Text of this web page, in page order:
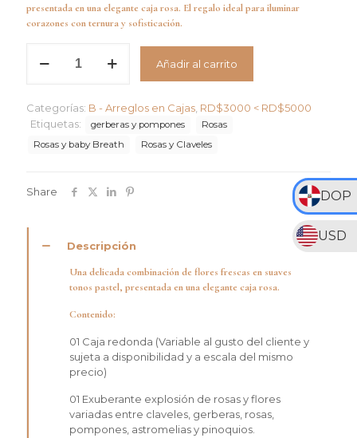
DOP
USD
presentada en una elegante caja rosa. El regalo ideal para iluminar
corazones con ternura y sofisticación.
Brillo
cantidad
Añadir al carrito
Categorías: B - Arreglos en Cajas RD$3000 < RD$5000
Etiquetas:
gerberas y pompones
Rosas
Rosas y baby Breath
Rosas y Claveles
Share
Descripción
Una delicada combinación de flores frescas en suaves
tonos pastel, presentada en una elegante caja rosa.
Contenido:
01 Caja redonda (Variable al gusto del cliente y
sujeta a disponibilidad y a escala del mismo
precio)
01 Exuberante explosión de rosas y flores
variadas entre claveles, gerberas, rosas,
pompones, astromelias y pinoquios.